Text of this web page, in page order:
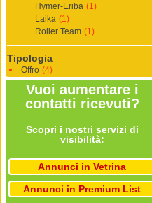
Hymer-Eriba (1)
Laika (1)
Roller Team (1)
Tipologia
Offro (4)
Vuoi aumentare i
contatti ricevuti?
Scopri i nostri servizi di
visibilità:
Annunci in Vetrina
Annunci in Premium List